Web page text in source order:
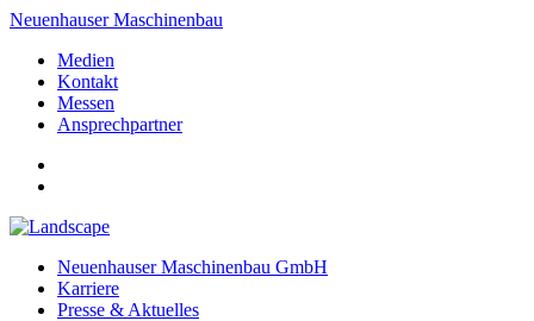
Neuenhauser Maschinenbau
Medien
Kontakt
Messen
Ansprechpartner
Neuenhauser Maschinenbau GmbH
Karriere
Presse & Aktuelles